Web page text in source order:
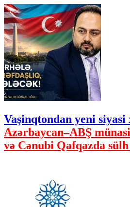
Vaşinqtondan yeni siyasi
Azərbaycan–ABŞ
və Cənubi Qafqazda